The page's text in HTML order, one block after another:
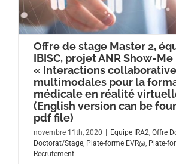
Offre de stage Master 2,
IBISC, projet ANR Show-Me
« Interactions
multimodales pour la
médicale en réalité
(English version can be
pdf file)
novembre 11th, 2020 Equipe IRA2, Offre
Doctorat/Stage, Plate-forme EVR@, Plate-
Recrutement